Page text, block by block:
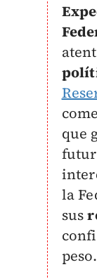
que
la
sus
peso.